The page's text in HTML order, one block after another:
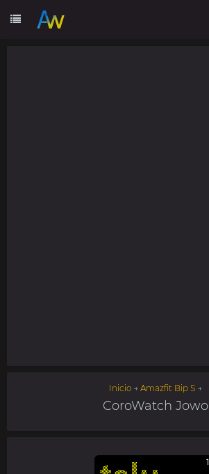
Inicio → Amazfit Bip S →
CoroWatch Jowo